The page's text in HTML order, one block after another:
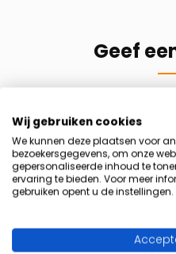
Geef
velden zijn
Naam*
Summer
Beperkt aantal
Wij gebruiken cookies
We kunnen deze plaatsen voor
bezoekersgegevens, om onze
gepersonaliseerde inhoud te
ervaring te bieden. Voor meer
gebruiken opent u de instellingen.